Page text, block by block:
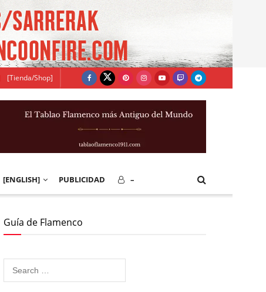
[Tienda/Shop]
[ENGLISH] PUBLICIDAD –
Guía de Flamenco